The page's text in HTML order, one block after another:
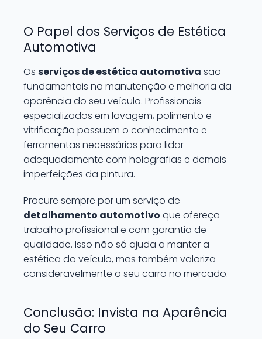
O Papel dos Serviços de Estética
Automotiva
Os serviços de estética automotiva são
fundamentais na manutenção e melhoria da
aparência do seu veículo. Profissionais
especializados em lavagem, polimento e
vitrificação possuem o conhecimento e
ferramentas necessárias para lidar
adequadamente com holografias e demais
imperfeições da pintura.
Procure sempre por um serviço de
detalhamento automotivo que ofereça
trabalho profissional e com garantia de
qualidade. Isso não só ajuda a manter a
estética do veículo, mas também valoriza
consideravelmente o seu carro no mercado.
Conclusão: Invista na Aparência
do Seu Carro